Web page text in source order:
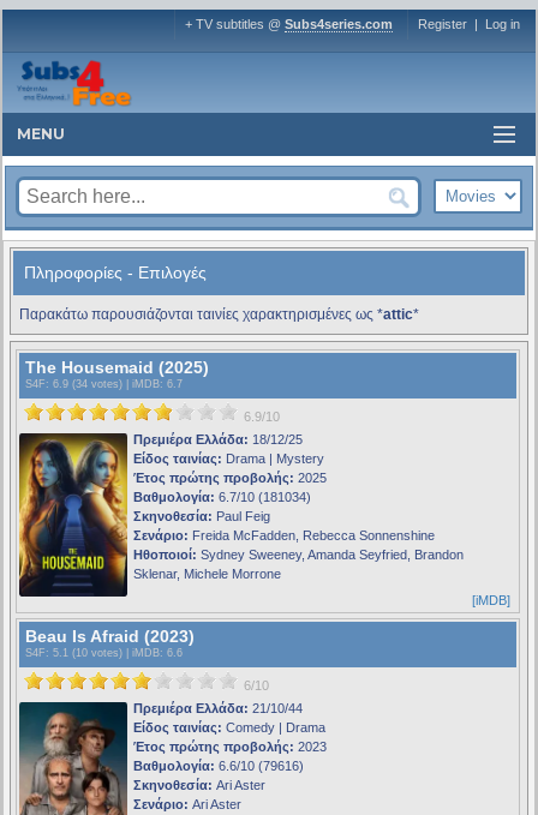
+ TV subtitles @ Subs4series.com Register | Log in
MENU
Πληροφορίες - Επιλογές
Παρακάτω παρουσιάζονται ταινίες χαρακτηρισμένες ως *attic*
The Housemaid (2025)
S4F : 6.9 (34 votes) | iMDB: 6.7
6.9/10
Πρεμιέρα Ελλάδα: 18/12/25
Είδος ταινίας: Drama | Mystery
Έτος πρώτης προβολής: 2025
Βαθμολογία: 6.7/10 (181034)
Σκηνοθεσία: Paul Feig
Σενάριο: Freida McFadden, Rebecca Sonnenshine
Ηθοποιοί: Sydney Sweeney, Amanda Seyfried, Brandon
Sklenar, Michele Morrone
[iMDB]
Beau Is Afraid (2023)
S4F : 5.1 (10 votes) | iMDB: 6.6
6/10
Πρεμιέρα Ελλάδα: 21/10/44
Είδος ταινίας: Comedy | Drama
Έτος πρώτης προβολής: 2023
Βαθμολογία: 6.6/10 (79616)
Σκηνοθεσία: Ari Aster
Σενάριο: Ari Aster